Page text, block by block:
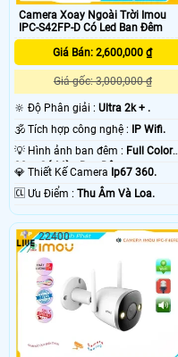
Camera Xoay Ngoài Trời Imou
IPC-S42FP-D Có Led Ban Đêm
Giá Bán: 2,600,000 ₫
Giá gốc: 3,000,000 ₫
🔆 Độ Phân giải : Ultra 2k + .
🕉️ Tích hợp công nghệ :
IP Wifi.
💡 Hình ảnh ban đêm : Full Color
30m Có Màu Ban Ðêm.
💎 Thiết Kế Camera Ip67 360.
️🆑 Ưu Điểm : Thu Âm Và Loa.
22400